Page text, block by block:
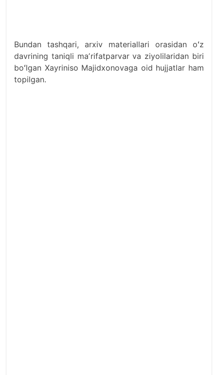
Bundan tashqari, arxiv materiallari orasidan oʻz
davrining taniqli maʼrifatparvar va ziyolilaridan biri
boʻlgan Xayriniso Majidxonovaga oid hujjatlar ham
topilgan.